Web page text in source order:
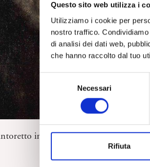
Questo sito web utilizza i
Utilizziamo i cookie per
nostro traffico.
di analisi dei dati web,
che hanno raccolto dal tuo
z
i
Necessari
Rifiuta
in dialogo. Recensione di P.